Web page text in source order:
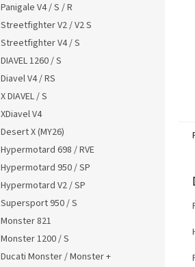
Panigale V4 / S / R
Streetfighter V2 / V2 S
Streetfighter V4 / S
DIAVEL 1260 / S
Diavel V4 / RS
X DIAVEL / S
XDiavel V4
Desert X (MY26)
Hypermotard 698 / RVE
Hypermotard 950 / SP
Hypermotard V2 / SP
Supersport 950 / S
Monster 821
Monster 1200 / S
Ducati Monster / Monster +